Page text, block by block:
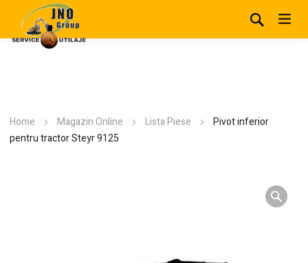
Home Magazin Online Lista Piese
Pivot inferior
pentru tractor Steyr 9125